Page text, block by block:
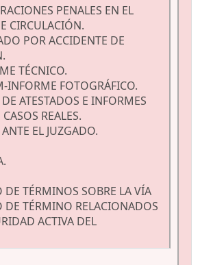
PENALES EN EL
CIRCULACIÓN.
POR ACCIDENTE DE
TÉCNICO.
INFORME FOTOGRÁFICO.
ATESTADOS E INFORMES
REALES.
EL JUZGADO.
TÉRMINOS SOBRE LA VÍA
DE TÉRMINO RELACIONADOS
ACTIVA DEL